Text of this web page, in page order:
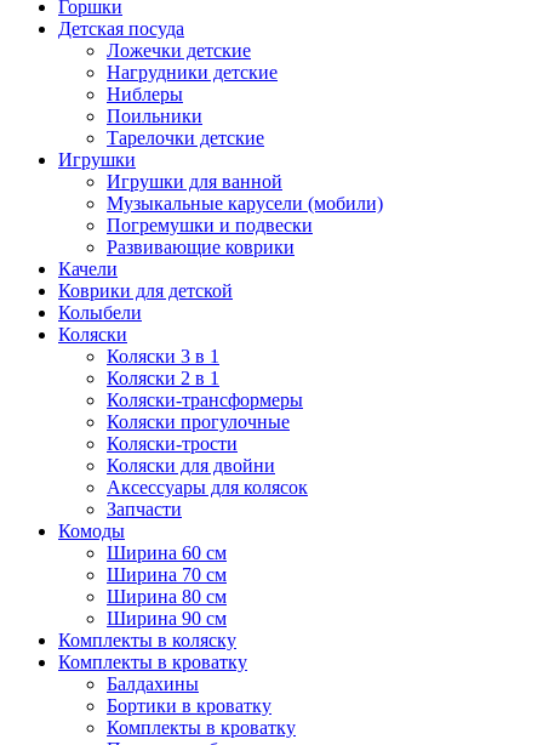
Горшки
Детская посуда
Ложечки детские
Нагрудники детские
Ниблеры
Поильники
Тарелочки детские
Игрушки
Игрушки для ванной
Музыкальные карусели (мобили)
Погремушки и подвески
Развивающие коврики
Качели
Коврики для детской
Колыбели
Коляски
Коляски 3 в 1
Коляски 2 в 1
Коляски-трансформеры
Коляски прогулочные
Коляски-трости
Коляски для двойни
Аксессуары для колясок
Запчасти
Комоды
Ширина 60 см
Ширина 70 см
Ширина 80 см
Ширина 90 см
Комплекты в коляску
Комплекты в кроватку
Балдахины
Бортики в кроватку
Комплекты в кроватку